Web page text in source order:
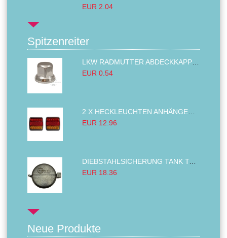
EUR 2.04
Spitzenreiter
EUR 0.54
EUR 12.96
DIEBSTAHLSICHERUNG TANK TANKDECKEL DIESELTANK KRAFTSTOFFTANKDECKEL VERRIEGELUNG PASSEND FÜR LKW PKW TRAKTOREN BAGGER 80MM
EUR 18.36
Neue Produkte